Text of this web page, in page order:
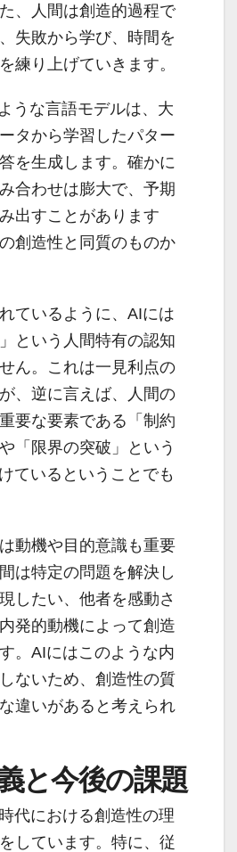
、人間は創造的過程で
失敗から学び、時間を
練り上げていきます。
うな言語モデルは、大
タから学習したパター
を生成します。確かに
合わせは膨大で、予期
出すことがあります
創造性と同質のものか
ているように、AIには
という人間特有の認知
ん。これは一見利点の
、逆に言えば、人間の
要な要素である「制約
「限界の突破」という
ているということでも
動機や目的意識も重要
は特定の問題を解決し
したい、他者を感動さ
発的動機によって創造
。AIにはこのような内
ないため、創造性の質
違いがあると考えられ
と今後の課題
代における創造性の理
しています。特に、従